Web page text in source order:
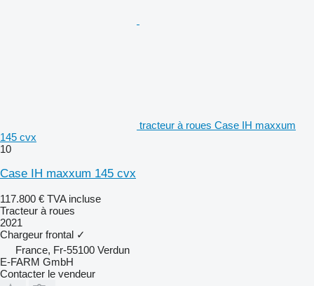
tracteur à roues Case IH maxxum
145 cvx
10
Case IH maxxum 145 cvx
117.800 € TVA incluse
Tracteur à roues
2021
Chargeur frontal ✓
France, Fr-55100 Verdun
E-FARM GmbH
Contacter le vendeur